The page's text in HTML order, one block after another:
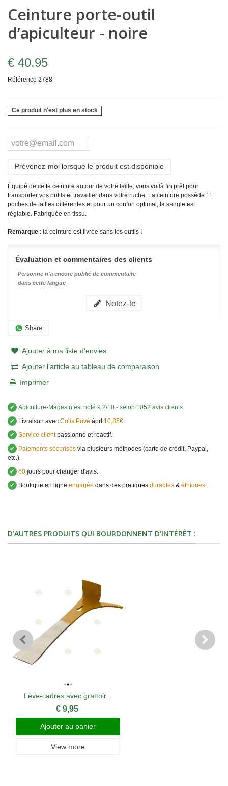
Ceinture porte-outil
d’apiculteur - noire
€ 40,95
Référence 2788
Ce produit n'est plus en stock
Prévenez-moi lorsque le produit est disponible
Équipé de cette ceinture autour de votre taille, vous voilà fin prêt pour
transporter vos outils et travailler dans votre ruche. La ceinture possède 11
poches de tailles différentes et pour un confort optimal, la sangle est
réglable. Fabriquée en tissu.
Remarque : la ceinture est livrée sans les outils !
Évaluation et commentaires des clients
Personne n'a encore publié de commentaire
dans cette langue
Notez-le
Share
Ajouter à ma liste d'envies
Ajouter l'article au tableau de comparaison
Imprimer
✔ Apiculture-Magasin est noté 9.2/10 - selon 1052 avis clients.
✔
Livraison avec Colis Privé àpd 10,85€.
✔ Service clientpassionné et réactif.
✔
Paiements sécurisés via plusieurs méthodes (carte de crédit, Paypal,
etc.).
✔ 60 jours pour changer d'avis.
✔
Boutique en ligne engagée dans des pratiques durables & éthiques.
D’AUTRES PRODUITS QUI BOURDONNENT D’INTÉRÊT :
Lève-cadres avec grattoir...
€ 9,95
Ajouter au panier
View more